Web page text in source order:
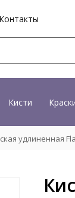
Контакты
Кисти
удлиненная